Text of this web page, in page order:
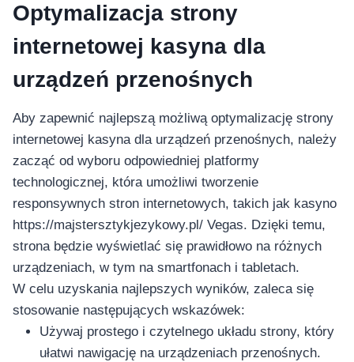
Optymalizacja strony
internetowej kasyna dla
urządzeń przenośnych
Aby zapewnić najlepszą możliwą optymalizację strony
internetowej kasyna dla urządzeń przenośnych, należy
zacząć od wyboru odpowiedniej platformy
technologicznej, która umożliwi tworzenie
responsywnych stron internetowych, takich jak kasyno
https://majstersztykjezykowy.pl/ Vegas. Dzięki temu,
strona będzie wyświetlać się prawidłowo na różnych
urządzeniach, w tym na smartfonach i tabletach.
W celu uzyskania najlepszych wyników, zaleca się
stosowanie następujących wskazówek:
Używaj prostego i czytelnego układu strony, który
ułatwi nawigację na urządzeniach przenośnych.